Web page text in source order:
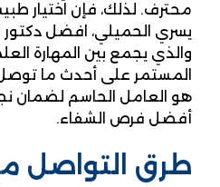
محترف. لذلك، فإن اختيار
يسري الحميلي، افضل دكتور
والذي يجمع بين المهارة
المستمر على أحدث ما
هو العامل الحاسم لضمان
أفضل فرص الشفاء.
طرق التواصل